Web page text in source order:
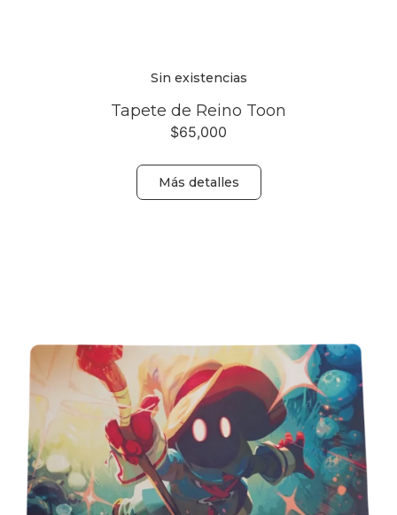
Sin existencias
Tapete de Reino Toon
$65,000
Más detalles